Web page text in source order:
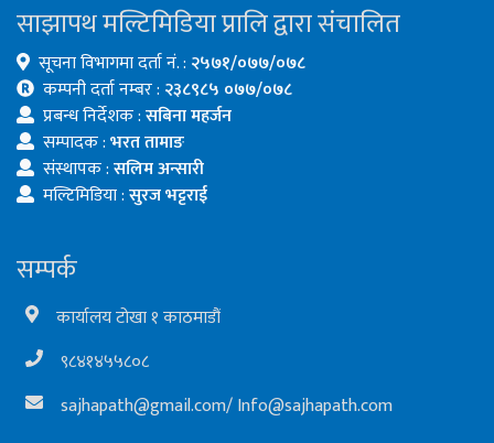
साझापथ मल्टिमिडिया प्रालि द्वारा संचालित
सूचना विभागमा दर्ता नं. : २५७१/०७७/०७८
कम्पनी दर्ता नम्बर : २३८९८५ ०७७/०७८
प्रबन्ध निर्देशक :सबिना महर्जन
सम्पादक :भरत तामाङ
संस्थापक :सलिम अन्सारी
मल्टिमिडिया :सुरज भट्टराई
सम्पर्क
कार्यालय टोखा १ काठमाडौं
९८४१४५५८०८
sajhapath@gmail.com/Info@sajhapath.com